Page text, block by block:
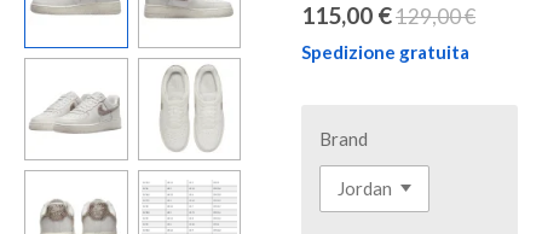
115,00 €129,00 €
Spedizione gratuita
Brand